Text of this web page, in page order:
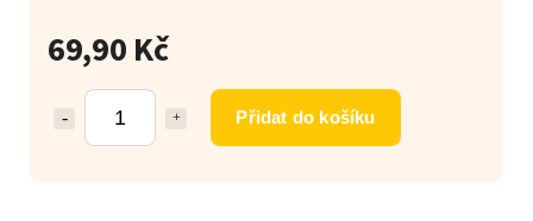
69,90 Kč
Přidat do košíku